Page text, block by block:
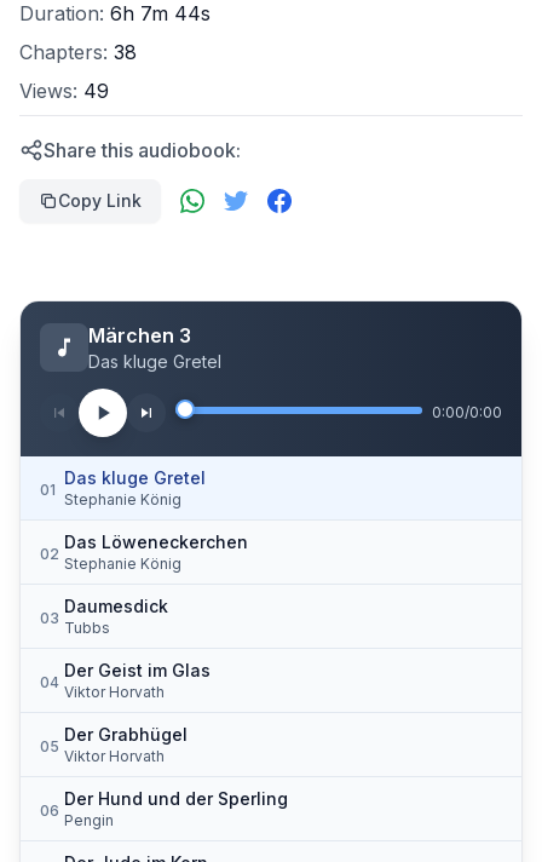
Duration: 6h 7m 44s
Chapters: 38
Views: 49
Share this audiobook:
Copy Link
Märchen 3
Das kluge Gretel
0:00/0:00
01
Das kluge Gretel
Stephanie König
02
Das Löweneckerchen
Stephanie König
03
Daumesdick
Tubbs
04
Der Geist im Glas
Viktor Horvath
05
Der Grabhügel
Viktor Horvath
06
Der Hund und der Sperling
Pengin